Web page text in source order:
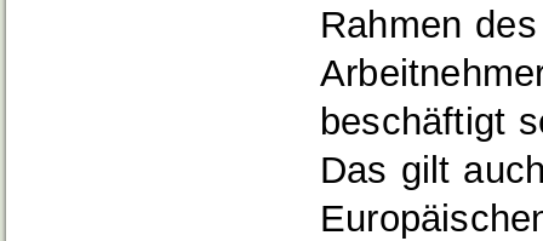
Rahmen
beschäftigt
Das gilt